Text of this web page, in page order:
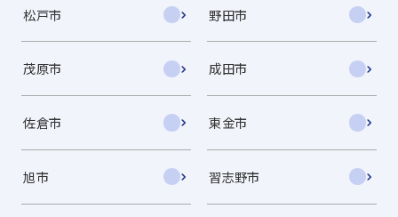
松戸市 野田市
茂原市 成田市
佐倉市 東金市
旭市 習志野市